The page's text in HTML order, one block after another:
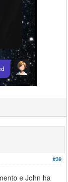
#39
e John ha